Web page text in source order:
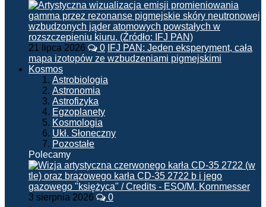
21 lipca 2026 0 IFJ PAN: Jeden eksperyment, cała
mapa izotopów ze wzbudzeniami pigmejskimi
Kosmos
Astrobiologia
Astronomia
Astrofizyka
Egzoplanety
Kosmologia
Ukł. Słoneczny
Pozostałe
Polecamy
3 sierpnia 2026 0